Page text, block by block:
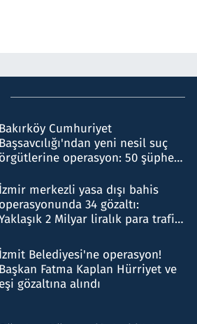
Bakırköy Cumhuriyet
Başsavcılığı'ndan yeni nesil suç
örgütlerine operasyon: 50 şüpheli
İzmir merkezli yasa dışı bahis
operasyonunda 34 gözaltı:
2 Milyar liralık para trafiği
İzmit Belediyesi'ne operasyon!
Başkan Fatma Kaplan Hürriyet ve
eşi gözaltına alındı